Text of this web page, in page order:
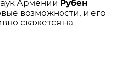
Армении Рубен
возможности, и его
скажется на